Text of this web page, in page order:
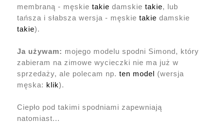
membraną - męskie takie damskie takie, lub
tańsza i słabsza wersja - męskie takie damskie
takie).
Ja używam: mojego modelu spodni Simond, który
zabieram na zimowe wycieczki nie ma już w
sprzedaży, ale polecam np. ten model (wersja
męska: klik).
Ciepło pod takimi spodniami zapewniają
natomiast...